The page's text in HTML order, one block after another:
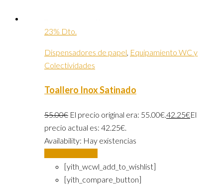
23% Dto.
Dispensadores de papel, Equipamiento WC y
Colectividades
Toallero Inox Satinado
55.00€ El precio original era: 55.00€.42.25€El
precio actual es: 42.25€.
Availability: Hay existencias
[yith_wcwl_add_to_wishlist]
[yith_compare_button]